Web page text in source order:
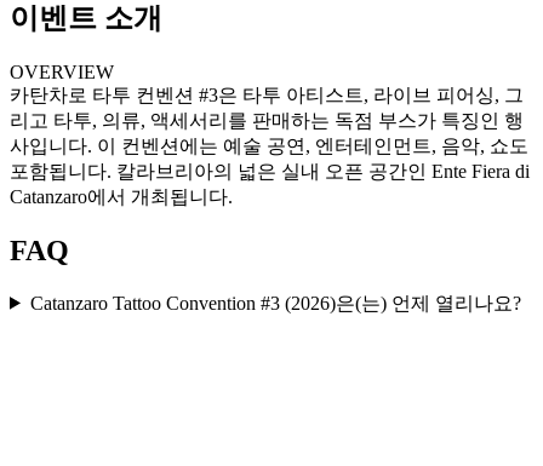
이벤트 소개
OVERVIEW
카탄차로 타투 컨벤션 #3은 타투 아티스트, 라이브 피어싱, 그
리고 타투, 의류, 액세서리를 판매하는 독점 부스가 특징인 행
사입니다. 이 컨벤션에는 예술 공연, 엔터테인먼트, 음악, 쇼도
포함됩니다. 칼라브리아의 넓은 실내 오픈 공간인 Ente Fiera di
Catanzaro에서 개최됩니다.
FAQ
Catanzaro Tattoo Convention #3 (2026)은(는) 언제 열리나요?